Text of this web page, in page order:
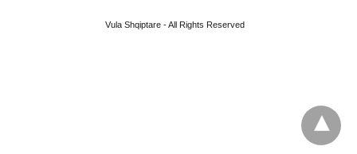
Vula Shqiptare - All Rights Reserved